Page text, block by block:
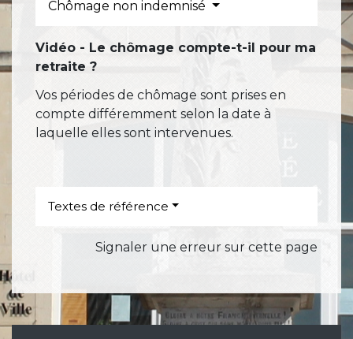
Chômage non indemnisé
Vidéo - Le chômage compte-t-il pour ma
retraite ?
Vos périodes de chômage sont prises en
compte différemment selon la date à
laquelle elles sont intervenues.
Textes de référence
Signaler une erreur sur cette page